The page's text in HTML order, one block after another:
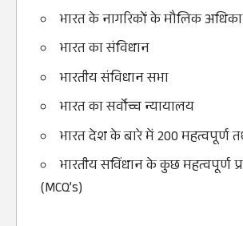
भारत के नागरिकों के मौलिक
भारत का संविधान
भारतीय संविधान सभा
भारत का सर्वोच्च न्यायालय
भारत देश के बारे में 200 महत्वपूर्ण
भारतीय सविंधान के कुछ महत्वपूर्ण
(MCQ’s)